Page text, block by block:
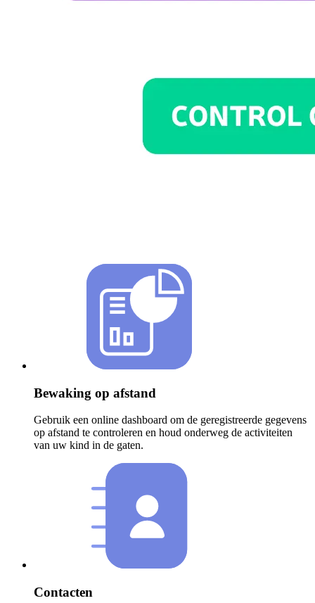
Bewaking op afstand
Gebruik een online dashboard om de geregistreerde gegevens
op afstand te controleren en houd onderweg de activiteiten
van uw kind in de gaten.
Contacten